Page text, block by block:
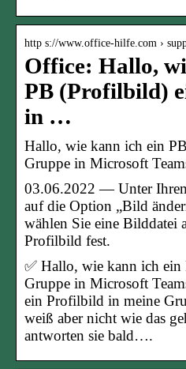
http s://www.office-hilfe.com ›
Office: Hallo,
PB (Profilbild)
in …
Hallo, wie kann ich ein
Gruppe in Microsoft
03.06.2022 — Unter
auf die Option „Bild
wählen Sie eine Bilddatei
Profilbild fest.
✅ Hallo, wie kann ich
Gruppe in Microsoft
ein Profilbild in meine
weiß aber nicht wie das
antworten sie bald….